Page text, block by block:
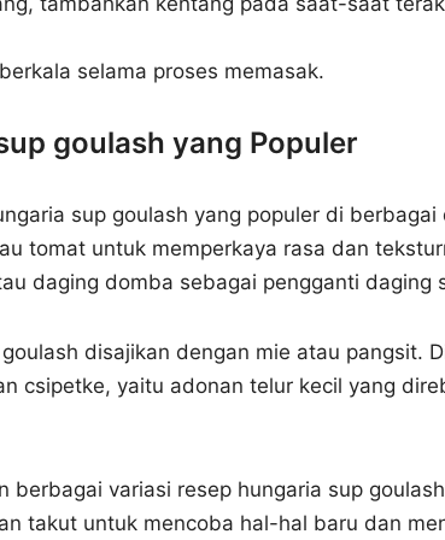
selama proses memasak.
goulash yang Populer
sup goulash yang populer di
tomat untuk memperkaya rasa dan
daging domba sebagai pengganti daging
disajikan dengan mie atau pangsit.
csipetke, yaitu adonan telur kecil yang
berbagai variasi resep hungaria sup
takut untuk mencoba hal-hal baru dan